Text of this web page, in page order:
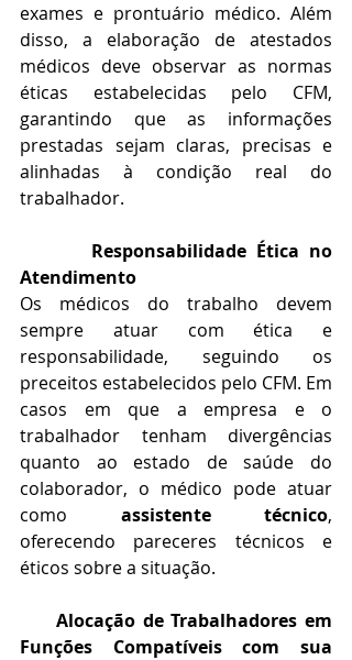
exames e prontuário médico. Além
disso, a elaboração de atestados
médicos deve observar as normas
éticas estabelecidas pelo CFM,
garantindo que as informações
prestadas sejam claras, precisas e
alinhadas à condição real do
trabalhador.
Atendimento
Os médicos do trabalho devem
sempre atuar com ética e
responsabilidade, seguindo os
preceitos estabelecidos pelo CFM. Em
casos em que a empresa e o
trabalhador tenham divergências
quanto ao estado de saúde do
colaborador, o médico pode atuar
como assistente técnico,
oferecendo pareceres técnicos e
éticos sobre a situação.
     Alocação de Trabalhadores em
Funções Compatíveis com sua